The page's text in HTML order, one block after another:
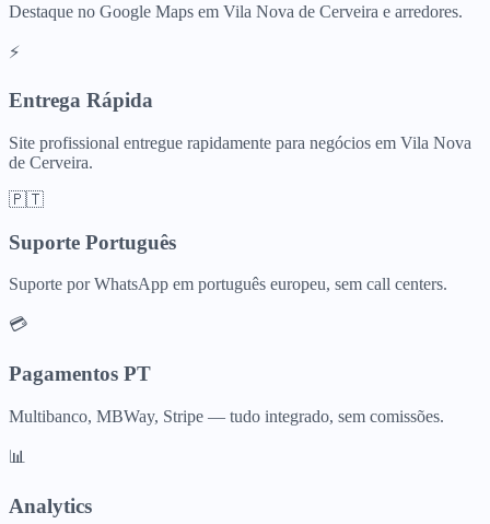
Destaque no Google Maps em Vila Nova de Cerveira e arredores.
⚡
Entrega Rápida
Site profissional entregue rapidamente para negócios em Vila Nova
de Cerveira.
🇵🇹
Suporte Português
Suporte por WhatsApp em português europeu, sem call centers.
💳
Pagamentos PT
Multibanco, MBWay, Stripe — tudo integrado, sem comissões.
📊
Analytics